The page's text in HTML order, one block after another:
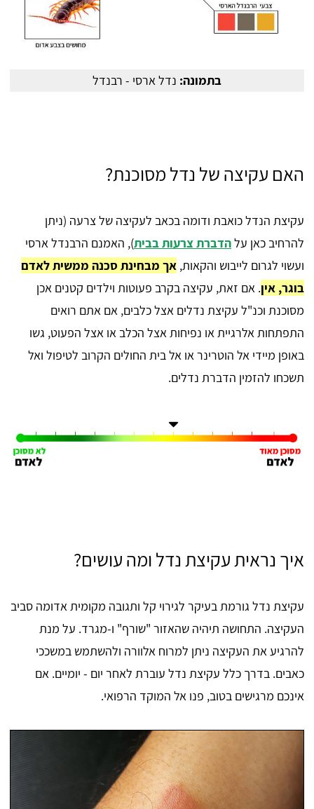
בתמונה: נדל ארסי - רבנדל
האם עקיצה של נדל מסוכנת?
עקיצת הנדל כואבת ודומה בכאב לעקיצה של צרעה (ניתן
להרחיב כאן עלהדברת צרעות בבית), האמנם הרבנדל ארסי
ועשוי לגרום לייבוש והקאות, אך מבחינת סכנה ממשית לאדם
בוגר, אין. אם זאת, עקיצה בקרב פעוטות וילדים קטנים אכן
מסוכנת וכנ"ל עקיצת נדלים אצל כלבים, אם אתם רואים
התפתחות אלרגיית או נפיחות אצל הכלב או אצל הפעוט, גשו
באופן מיידי אל הוטרינר או אל בית החולים הקרוב לטיפול ואל
תשכחו להזמין הדברת נדלים.
איך נראית עקיצת נדל ומה עושים?
עקיצת נדל גורמת בעיקר לגירוי קל ותגובה מקומית אדומה סביב
העקיצה. התחושה תיהיה שהאזור "שורף" ו-מגרד. על מנת
להרגיע את העקיצה ניתן למרוח אלוורה ולהשתמש במשככי
כאבים. בדרך כלל עקיצת נדל עוברת לאחר יום - יומיים. אם
אינכם מרגישים בטוב, פנו אל המוקד הרפואי.